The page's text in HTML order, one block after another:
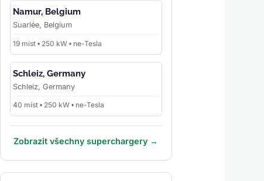
Namur, Belgium
Suarlée, Belgium
19 míst • 250 kW • ne-Tesla
Schleiz, Germany
Schleiz, Germany
40 míst • 250 kW • ne-Tesla
Zobrazit všechny superchargery →